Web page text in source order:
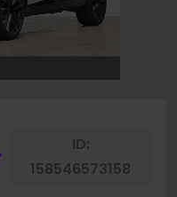
Fahrzeug
ID:
158546573158